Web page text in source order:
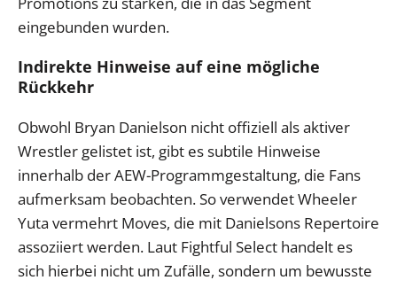
eingebunden wurden.
Indirekte Hinweise auf eine mögliche
Rückkehr
Obwohl Bryan Danielson nicht offiziell als aktiver
Wrestler gelistet ist, gibt es subtile Hinweise
innerhalb der AEW-Programmgestaltung, die Fans
aufmerksam beobachten. So verwendet Wheeler
Yuta vermehrt Moves, die mit Danielsons Repertoire
assoziiert werden. Laut Fightful Select handelt es
sich hierbei nicht um Zufälle, sondern um bewusste